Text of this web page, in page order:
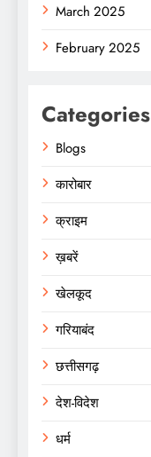
March 2025
February 2025
Categories
Blogs
कारोबार
क्राइम
ख़बरें
खेलकूद
गरियाबंद
छत्तीसगढ़
देश-विदेश
धर्म